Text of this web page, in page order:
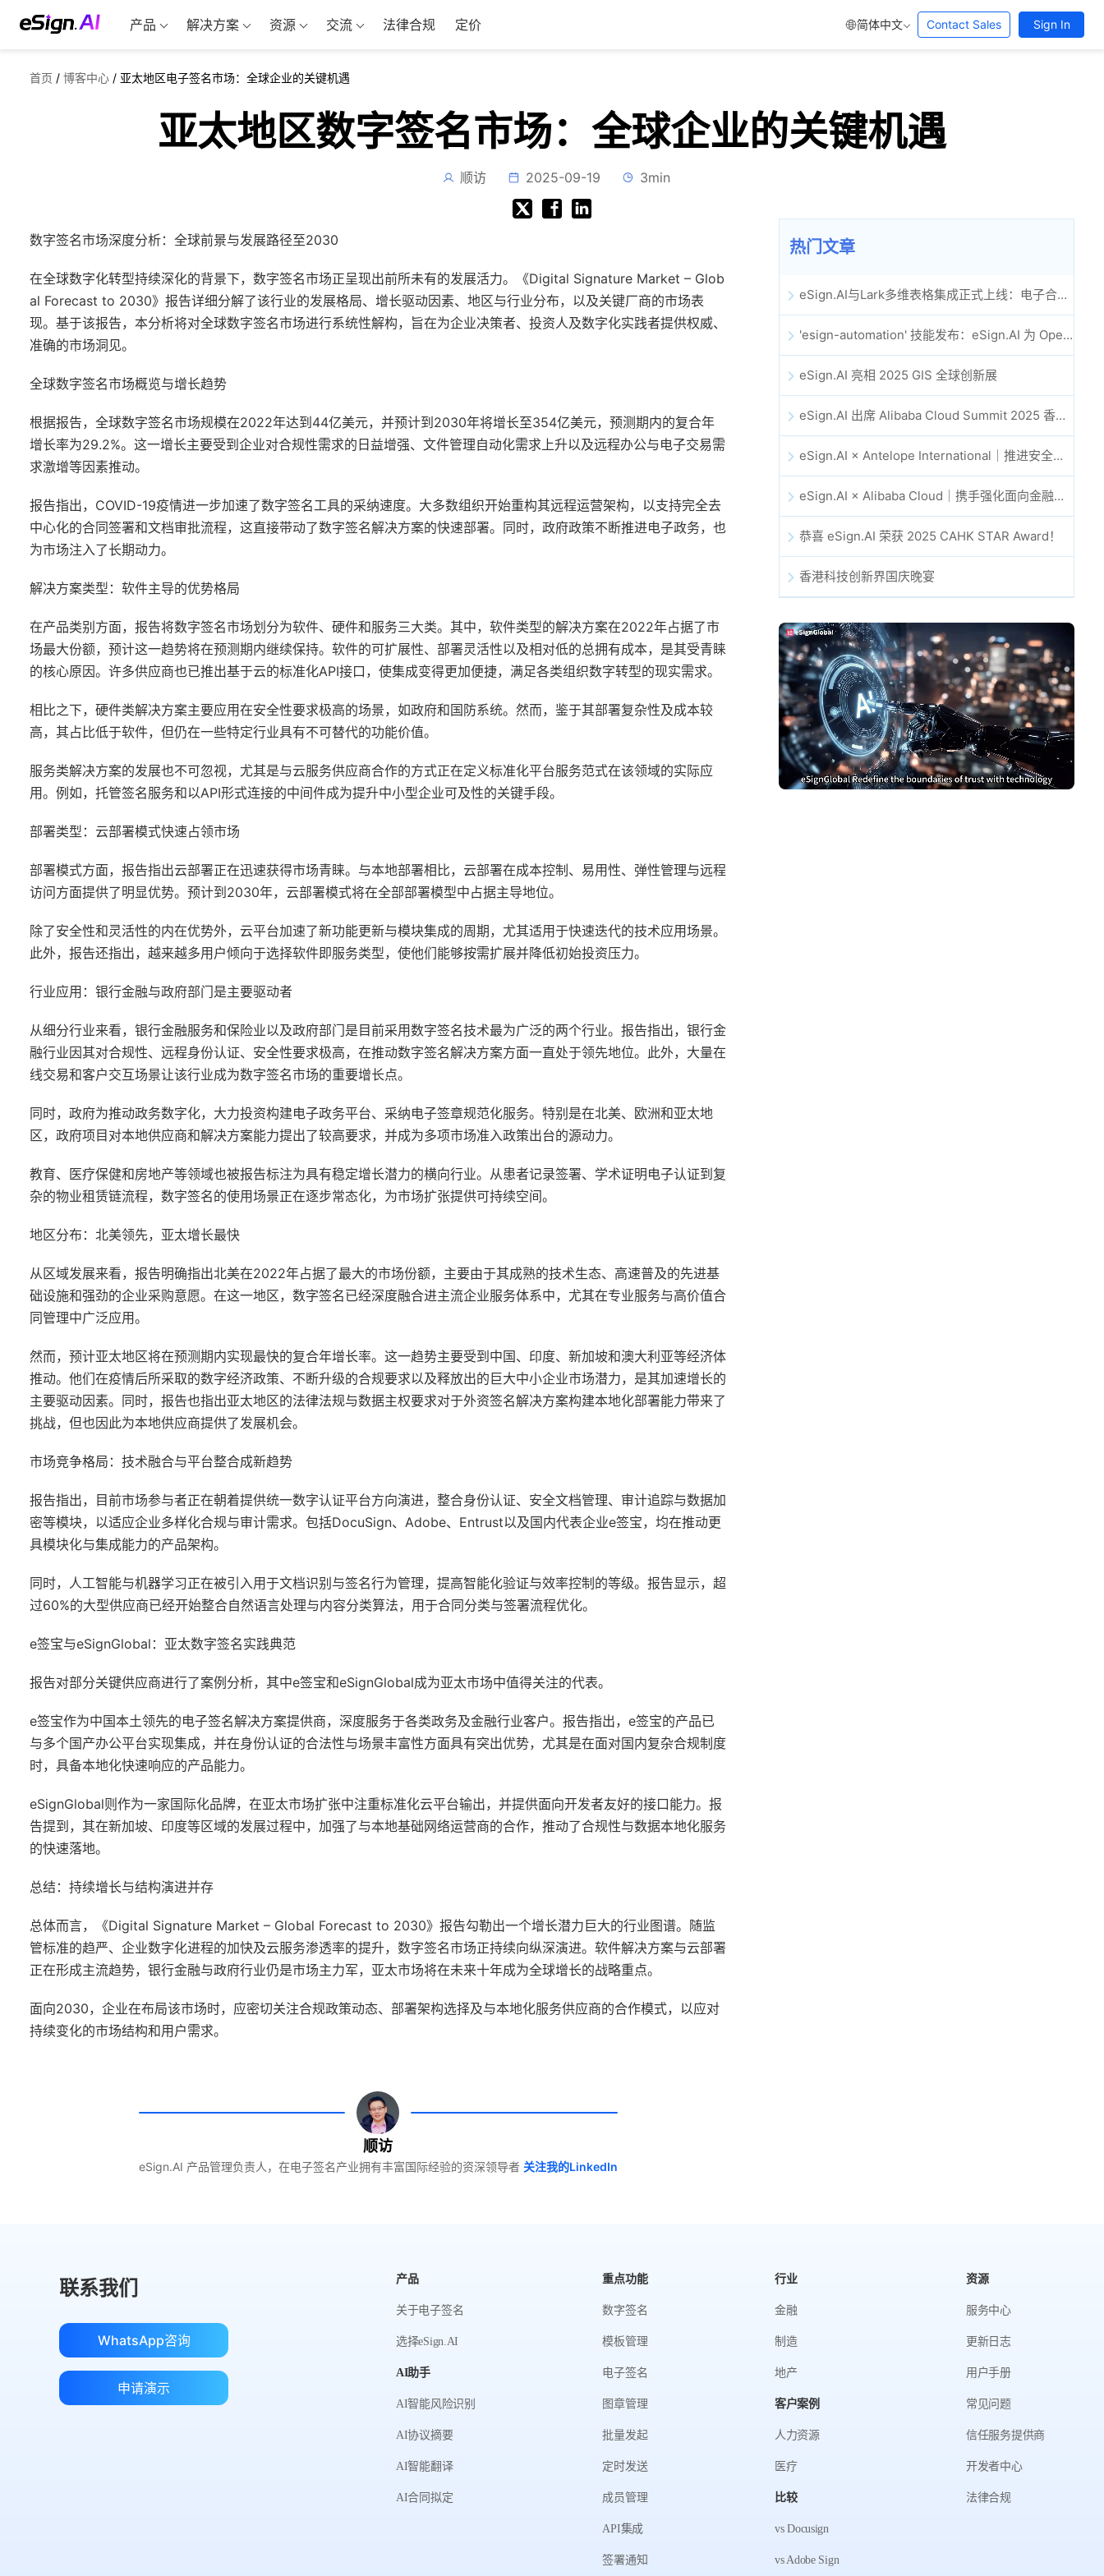
产品 解决方案 资源 交流 法律合规 定价 简体中文 Contact Sales Sign In
首页 / 博客中心 / 亚太地区电子签名市场：全球企业的关键机遇
亚太地区数字签名市场：全球企业的关键机遇
顺访 2025-09-19 3min
数字签名市场深度分析：全球前景与发展路径至2030
在全球数字化转型持续深化的背景下，数字签名市场正呈现出前所未有的发展活力。《Digital Signature Market – Glob
al Forecast to 2030》报告详细分解了该行业的发展格局、增长驱动因素、地区与行业分布，以及关键厂商的市场表
现。基于该报告，本分析将对全球数字签名市场进行系统性解构，旨在为企业决策者、投资人及数字化实践者提供权威、
准确的市场洞见。
全球数字签名市场概览与增长趋势
根据报告，全球数字签名市场规模在2022年达到44亿美元，并预计到2030年将增长至354亿美元，预测期内的复合年
增长率为29.2%。这一增长主要受到企业对合规性需求的日益增强、文件管理自动化需求上升以及远程办公与电子交易需
求激增等因素推动。
报告指出，COVID-19疫情进一步加速了数字签名工具的采纳速度。大多数组织开始重构其远程运营架构，以支持完全去
中心化的合同签署和文档审批流程，这直接带动了数字签名解决方案的快速部署。同时，政府政策不断推进电子政务，也
为市场注入了长期动力。
解决方案类型：软件主导的优势格局
在产品类别方面，报告将数字签名市场划分为软件、硬件和服务三大类。其中，软件类型的解决方案在2022年占据了市
场最大份额，预计这一趋势将在预测期内继续保持。软件的可扩展性、部署灵活性以及相对低的总拥有成本，是其受青睐
的核心原因。许多供应商也已推出基于云的标准化API接口，使集成变得更加便捷，满足各类组织数字转型的现实需求。
相比之下，硬件类解决方案主要应用在安全性要求极高的场景，如政府和国防系统。然而，鉴于其部署复杂性及成本较
高，其占比低于软件，但仍在一些特定行业具有不可替代的功能价值。
服务类解决方案的发展也不可忽视，尤其是与云服务供应商合作的方式正在定义标准化平台服务范式在该领域的实际应
用。例如，托管签名服务和以API形式连接的中间件成为提升中小型企业可及性的关键手段。
部署类型：云部署模式快速占领市场
部署模式方面，报告指出云部署正在迅速获得市场青睐。与本地部署相比，云部署在成本控制、易用性、弹性管理与远程
访问方面提供了明显优势。预计到2030年，云部署模式将在全部部署模型中占据主导地位。
除了安全性和灵活性的内在优势外，云平台加速了新功能更新与模块集成的周期，尤其适用于快速迭代的技术应用场景。
此外，报告还指出，越来越多用户倾向于选择软件即服务类型，使他们能够按需扩展并降低初始投资压力。
行业应用：银行金融与政府部门是主要驱动者
从细分行业来看，银行金融服务和保险业以及政府部门是目前采用数字签名技术最为广泛的两个行业。报告指出，银行金
融行业因其对合规性、远程身份认证、安全性要求极高，在推动数字签名解决方案方面一直处于领先地位。此外，大量在
线交易和客户交互场景让该行业成为数字签名市场的重要增长点。
同时，政府为推动政务数字化，大力投资构建电子政务平台、采纳电子签章规范化服务。特别是在北美、欧洲和亚太地
区，政府项目对本地供应商和解决方案能力提出了较高要求，并成为多项市场准入政策出台的源动力。
教育、医疗保健和房地产等领域也被报告标注为具有稳定增长潜力的横向行业。从患者记录签署、学术证明电子认证到复
杂的物业租赁链流程，数字签名的使用场景正在逐步常态化，为市场扩张提供可持续空间。
地区分布：北美领先，亚太增长最快
从区域发展来看，报告明确指出北美在2022年占据了最大的市场份额，主要由于其成熟的技术生态、高速普及的先进基
础设施和强劲的企业采购意愿。在这一地区，数字签名已经深度融合进主流企业服务体系中，尤其在专业服务与高价值合
同管理中广泛应用。
然而，预计亚太地区将在预测期内实现最快的复合年增长率。这一趋势主要受到中国、印度、新加坡和澳大利亚等经济体
推动。他们在疫情后所采取的数字经济政策、不断升级的合规要求以及释放出的巨大中小企业市场潜力，是其加速增长的
主要驱动因素。同时，报告也指出亚太地区的法律法规与数据主权要求对于外资签名解决方案构建本地化部署能力带来了
挑战，但也因此为本地供应商提供了发展机会。
市场竞争格局：技术融合与平台整合成新趋势
报告指出，目前市场参与者正在朝着提供统一数字认证平台方向演进，整合身份认证、安全文档管理、审计追踪与数据加
密等模块，以适应企业多样化合规与审计需求。包括DocuSign、Adobe、Entrust以及国内代表企业e签宝，均在推动更
具模块化与集成能力的产品架构。
同时，人工智能与机器学习正在被引入用于文档识别与签名行为管理，提高智能化验证与效率控制的等级。报告显示，超
过60%的大型供应商已经开始整合自然语言处理与内容分类算法，用于合同分类与签署流程优化。
e签宝与eSignGlobal：亚太数字签名实践典范
报告对部分关键供应商进行了案例分析，其中e签宝和eSignGlobal成为亚太市场中值得关注的代表。
e签宝作为中国本土领先的电子签名解决方案提供商，深度服务于各类政务及金融行业客户。报告指出，e签宝的产品已
与多个国产办公平台实现集成，并在身份认证的合法性与场景丰富性方面具有突出优势，尤其是在面对国内复杂合规制度
时，具备本地化快速响应的产品能力。
eSignGlobal则作为一家国际化品牌，在亚太市场扩张中注重标准化云平台输出，并提供面向开发者友好的接口能力。报
告提到，其在新加坡、印度等区域的发展过程中，加强了与本地基础网络运营商的合作，推动了合规性与数据本地化服务
的快速落地。
总结：持续增长与结构演进并存
总体而言，《Digital Signature Market – Global Forecast to 2030》报告勾勒出一个增长潜力巨大的行业图谱。随监
管标准的趋严、企业数字化进程的加快及云服务渗透率的提升，数字签名市场正持续向纵深演进。软件解决方案与云部署
正在形成主流趋势，银行金融与政府行业仍是市场主力军，亚太市场将在未来十年成为全球增长的战略重点。
面向2030，企业在布局该市场时，应密切关注合规政策动态、部署架构选择及与本地化服务供应商的合作模式，以应对
持续变化的市场结构和用户需求。
顺访
eSign.AI 产品管理负责人，在电子签名产业拥有丰富国际经验的资深领导者 关注我的LinkedIn
热门文章
eSign.AI与Lark多维表格集成正式上线：电子合同签署归档全程自动化
'esign-automation' 技能发布：eSign.AI 为 OpenClaw 提供自动化电子签名能力
eSign.AI 亮相 2025 GIS 全球创新展
eSign.AI 出席 Alibaba Cloud Summit 2025 香港站，共同探讨 AI 驱动的云创新与数字信任未来
eSign.AI × Antelope International｜推进安全且由 AI 驱动的数字化工作流
eSign.AI × Alibaba Cloud｜携手强化面向金融科技的全球数字信任
恭喜 eSign.AI 荣获 2025 CAHK STAR Award！
香港科技创新界国庆晚宴
联系我们
WhatsApp咨询
申请演示
产品
关于电子签名
选择eSign.AI
AI助手
AI智能风险识别
AI协议摘要
AI智能翻译
AI合同拟定
重点功能
数字签名
模板管理
电子签名
图章管理
批量发起
定时发送
成员管理
API集成
签署通知
行业
金融
制造
地产
客户案例
人力资源
医疗
比较
vs Docusign
vs Adobe Sign
资源
服务中心
更新日志
用户手册
常见问题
信任服务提供商
开发者中心
法律合规